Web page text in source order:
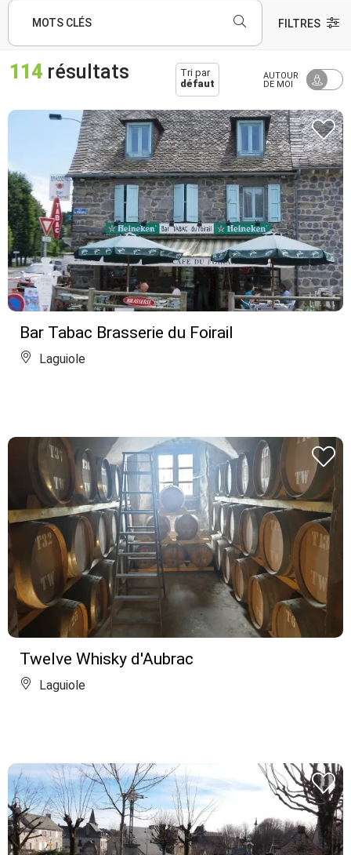
MOTS CLÉS FILTRES
114 résultats
Tri par
défaut
AUTOUR
DE MOI
Bar Tabac Brasserie du Foirail
Laguiole
Twelve Whisky d'Aubrac
Laguiole